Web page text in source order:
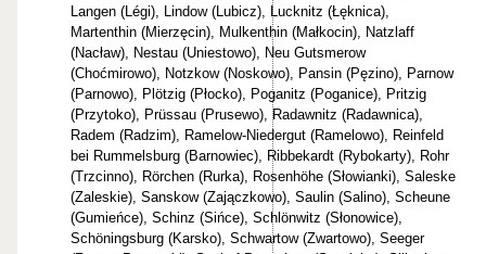
Langen (Légi), Lindow (Lubicz), Lucknitz (Łęknica),
Martenthin (Mierzęcin), Mulkenthin (Małkocin), Natzlaff
(Nacław), Nestau (Uniestowo), Neu Gutsmerow
(Choćmirowo), Notzkow (Noskowo), Pansin (Pęzino), Parnow
(Parnowo), Plötzig (Płocko), Poganitz (Poganice), Pritzig
(Przytoko), Prüssau (Prusewo), Radawnitz (Radawnica),
Radem (Radzim), Ramelow-Niedergut (Ramelowo), Reinfeld
bei Rummelsburg (Barnowiec), Ribbekardt (Rybokarty), Rohr
(Trzcinno), Rörchen (Rurka), Rosenhöhe (Słowianki), Saleske
(Zaleskie), Sanskow (Zajączkowo), Saulin (Salino), Scheune
(Gumieńce), Schinz (Sińce), Schlönwitz (Słonowice),
Schöningsburg (Karsko), Schwartow (Zwartowo), Seeger